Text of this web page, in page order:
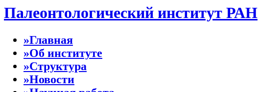
Палеонтологический институт РАН
»Главная
»Об институте
»Структура
»Новости